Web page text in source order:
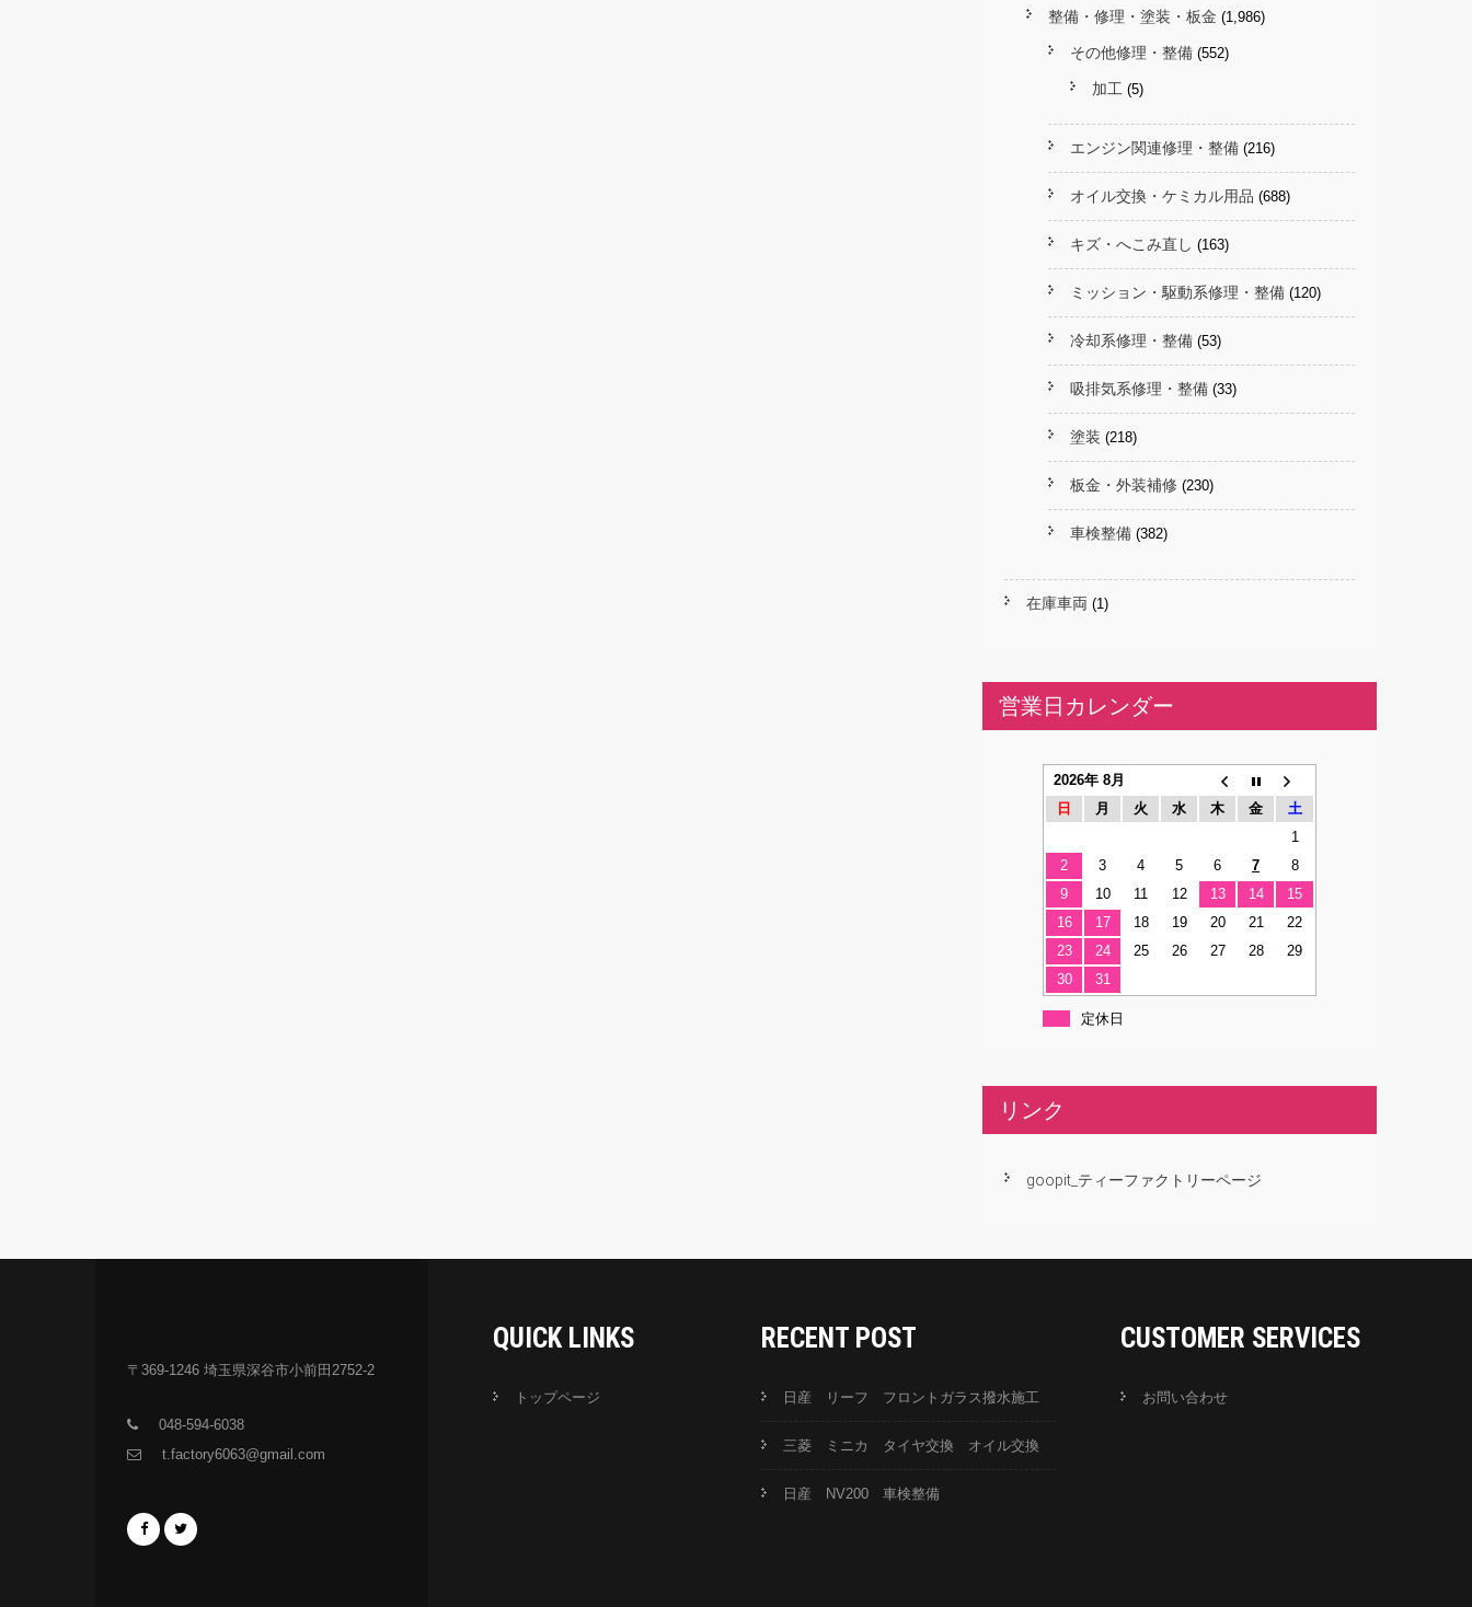
整備・修理・塗装・板金 (1,986)
その他修理・整備 (552)
加工 (5)
エンジン関連修理・整備 (216)
オイル交換・ケミカル用品 (688)
キズ・へこみ直し (163)
ミッション・駆動系修理・整備 (120)
冷却系修理・整備 (53)
吸排気系修理・整備 (33)
塗装 (218)
板金・外装補修 (230)
車検整備 (382)
在庫車両 (1)
営業日カレンダー
2026年 8月
日
月 火 水 木 金
土
1
2
3 4 5 6 7
8
9
10 11 12 13 14
15
16
17 18 19 20 21
22
23
24 25 26 27 28
29
30
31
定休日
リンク
goopit_ティーファクトリーページ
〒369-1246 埼玉県深谷市小前田2752-2
048-594-6038
t.factory6063@gmail.com
QUICK LINKS
トップページ
RECENT POST
日産 リーフ フロントガラス撥水施工
三菱 ミニカ タイヤ交換 オイル交換
日産 NV200 車検整備
CUSTOMER SERVICES
お問い合わせ